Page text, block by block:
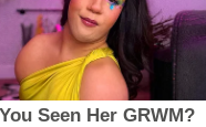
Seen Her GRWM?